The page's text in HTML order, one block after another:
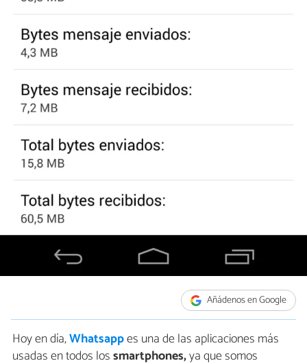
Añádenos en Google
Hoy en día,Whatsappes una de las aplicaciones más
usadas en todos lossmartphones,ya que somos